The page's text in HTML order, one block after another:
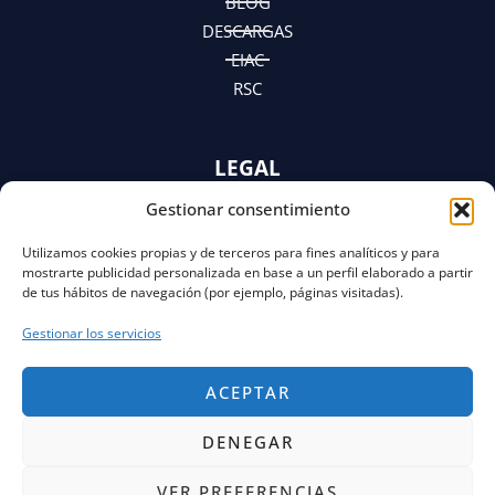
Gestionar consentimiento
Utilizamos cookies propias y de terceros para fines analíticos y para
mostrarte publicidad personalizada en base a un perfil elaborado a partir
de tus hábitos de navegación (por ejemplo, páginas visitadas).
Gestionar los servicios
ACEPTAR
DENEGAR
DESCARGAS
EIAC
RSC
LEGAL
AVISO LEGAL
Y AVISO DE PRIVACIDAD
POLÍTICA DE COOKIES